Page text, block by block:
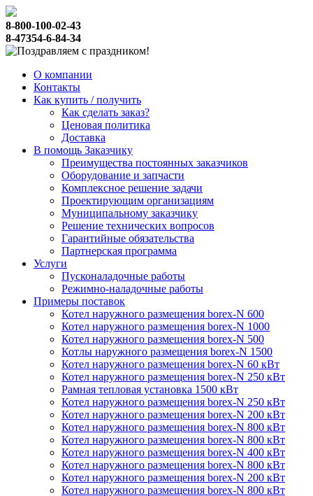
8-800-100-02-43
8-47354-6-84-34
О компании
Контакты
Как купить / получить
Как сделать заказ?
Ценовая политика
Доставка
В помощь Заказчику
Преимущества постоянных заказчиков
Оборудование и запчасти
Комплексное решение задачи
Проектирующим организациям
Муниципальному заказчику
Решение технических вопросов
Гарантийные обязательства
Партнерская программа
Услуги
Пусконаладочные работы
Режимно-наладочные работы
Примеры поставок
Котел наружного размещения borex-N 600
Котел наружного размещения borex-N 1000
Котел наружного размещения borex-N 500
Котлы наружного размещения borex-N 1500
Котел наружного размещения borex-N 60 кВт
Котел наружного размещения borex-N 250 кВт
Рамная тепловая установка 1500 кВт
Котел наружного размещения borex-N 250 кВт
Котел наружного размещения borex-N 200 кВт
Котел наружного размещения borex-N 800 кВт
Котел наружного размещения borex-N 800 кВт
Котел наружного размещения borex-N 400 кВт
Котел наружного размещения borex-N 800 кВт
Котел наружного размещения borex-N 200 кВт
Котел наружного размещения borex-N 800 кВт